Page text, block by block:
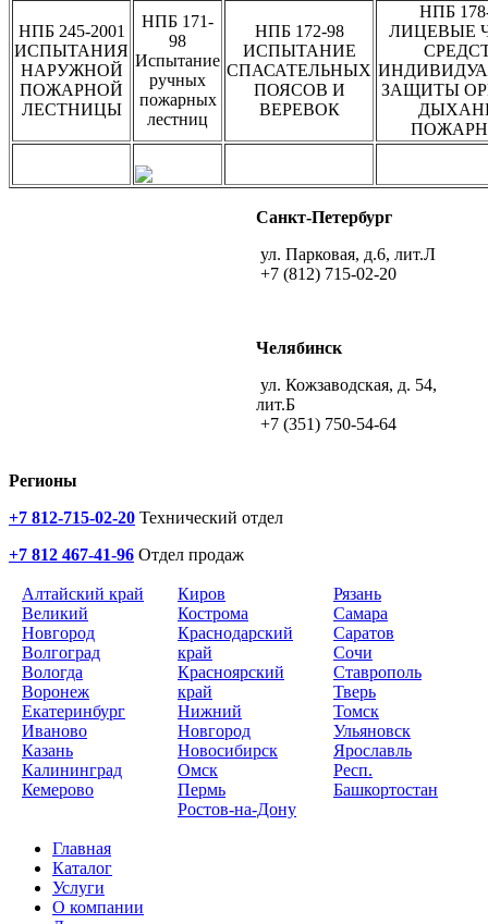
НПБ 245-2001
ИСПЫТАНИЯ
НАРУЖНОЙ
ПОЖАРНОЙ
ЛЕСТНИЦЫ
НПБ 171-
98
Испытание
ручных
пожарных
лестниц
НПБ 172-98
ИСПЫТАНИЕ
СПАСАТЕЛЬНЫХ
ПОЯСОВ И
ВЕРЕВОК
НПБ
ЛИЦЕВЫЕ
ЗАЩИТЫ
Санкт-Петербург
ул. Парковая, д.6, лит.Л
+7 (812) 715-02-20
Челябинск
ул. Кожзаводская, д. 54,
лит.Б
+7 (351) 750-54-64
Регионы
+7 812-715-02-20 Технический отдел
+7 812 467-41-96 Отдел продаж
Алтайский край
Великий
Новгород
Волгоград
Вологда
Воронеж
Екатеринбург
Иваново
Казань
Калининград
Кемерово
Киров
Кострома
Краснодарский
край
Красноярский
край
Нижний
Новгород
Новосибирск
Омск
Пермь
Ростов-на-Дону
Рязань
Самара
Саратов
Сочи
Ставрополь
Тверь
Томск
Ульяновск
Ярославль
Респ.
Башкортостан
Главная
Каталог
Услуги
О компании